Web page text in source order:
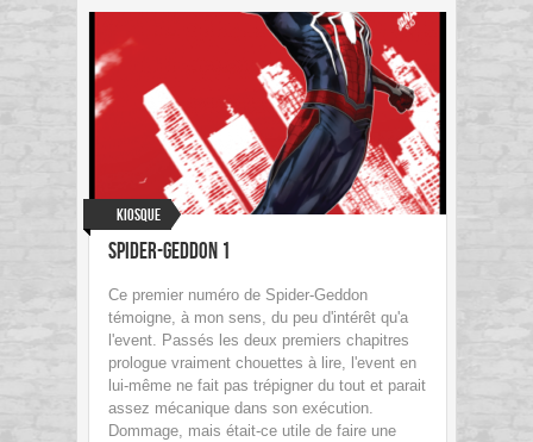
Kiosque
Spider-Geddon 1
Ce premier numéro de Spider-Geddon
témoigne, à mon sens, du peu d'intérêt qu'a
l'event. Passés les deux premiers chapitres
prologue vraiment chouettes à lire, l'event en
lui-même ne fait pas trépigner du tout et parait
assez mécanique dans son exécution.
Dommage, mais était-ce utile de faire une